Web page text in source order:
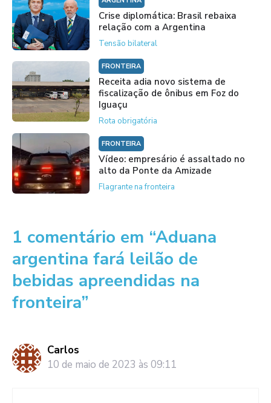
Crise diplomática: Brasil rebaixa
relação com a Argentina
Tensão bilateral
FRONTEIRA
Receita adia novo sistema de
fiscalização de ônibus em Foz do
Iguaçu
Rota obrigatória
FRONTEIRA
Vídeo: empresário é assaltado no
alto da Ponte da Amizade
Flagrante na fronteira
1 comentário em “Aduana
argentina fará leilão de
bebidas apreendidas na
fronteira”
Carlos
10 de maio de 2023 às 09:11